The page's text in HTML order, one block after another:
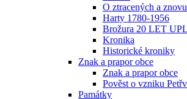
O ztracených a
Harty 1780-1956
Brožura 20 LET
Kronika
Historické kroniky
Znak a prapor obce
Znak a prapor obce
Pověst o vzniku
Památky